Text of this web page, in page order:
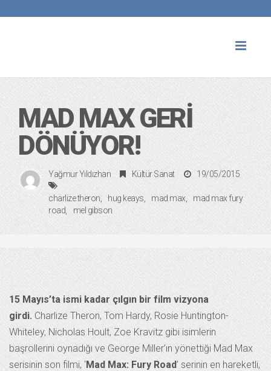
MAD MAX GERI
DÖNÜYOR!
Yağmur Yıldızhan Kültür Sanat 19/05/2015
charlize theron hug keays mad max
mad max fury
road
mel gibson
15 Mayıs’ta ismi kadar çılgın bir film vizyona
girdi. Charlize Theron, Tom Hardy, Rosie Huntington-
Whiteley, Nicholas Hoult, Zoe Kravitz gibi isimlerin
başrollerini oynadığı ve George Miller’ın yönettiği Mad Max
serisinin son filmi, ‘Mad Max: Fury Road’ serinin en hareketli,